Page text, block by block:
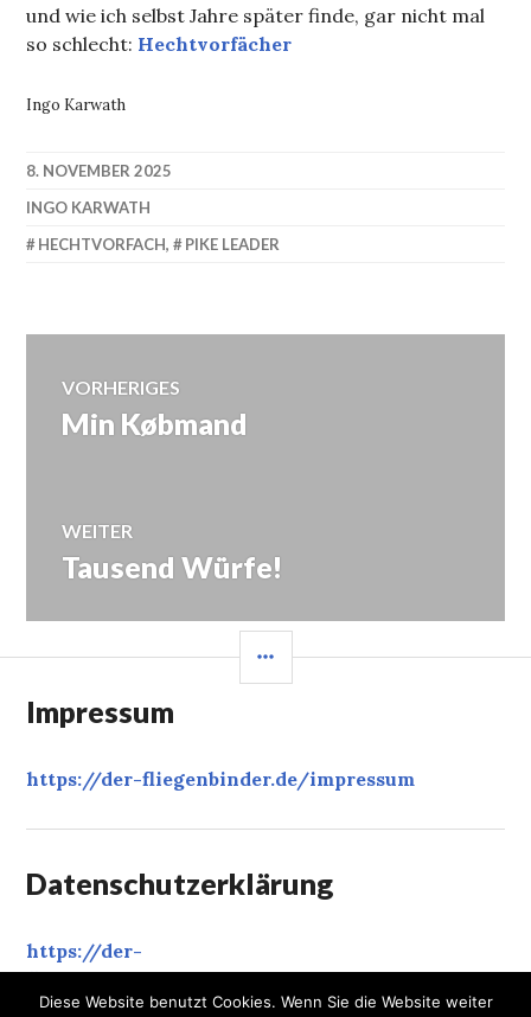
und wie ich selbst Jahre später finde, gar nicht mal
so schlecht: Hechtvorfächer
Ingo Karwath
8. NOVEMBER 2025
INGO KARWATH
HECHTVORFACH, PIKE LEADER
Beitragsnavigation
VORHERIGES
Vorheriger
Min Købmand
WEITER
Nächster
Tausend Würfe!
Impressum
https://der-fliegenbinder.de/impressum
Datenschutzerklärung
https://der-
fliegenbinder.de/datenschutzerklaerung‎
Diese Website benutzt Cookies. Wenn Sie die Website weiter